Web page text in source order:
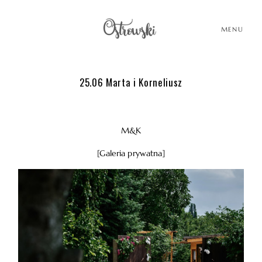
MENU
HOME
O MNIE
BLOG
25.06 Marta i Korneliusz
M&K
[Galeria prywatna]
HOME
O MNIE
BLOG